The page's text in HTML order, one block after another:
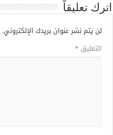
اترك تعليقاً
لن يتم نشر عنوان بريدك الإلكتروني.
التعليق *